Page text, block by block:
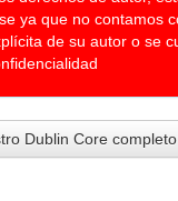
ya que no contamos
de su autor o se
Dublin Core